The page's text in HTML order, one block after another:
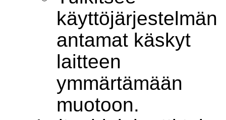
käyttöjärjestelmän
antamat käskyt
laitteen
ymmärtämään
muotoon.